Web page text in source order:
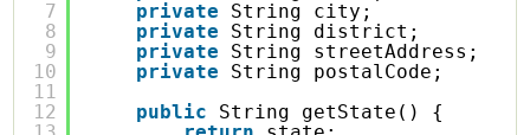
7
8
9
10
11
12
private
String city;
private
String district;
private
String streetAddress;
private
String postalCode;
public
String getState() {